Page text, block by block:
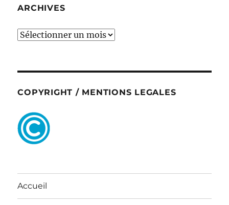
ARCHIVES
ARCHIVES
COPYRIGHT / MENTIONS LEGALES
Accueil